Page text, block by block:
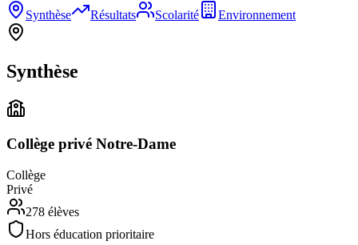
Synthèse
Résultats Scolarité Environnement
Synthèse
Collège privé Notre-Dame
Collège
Privé
278 élèves
Hors éducation prioritaire